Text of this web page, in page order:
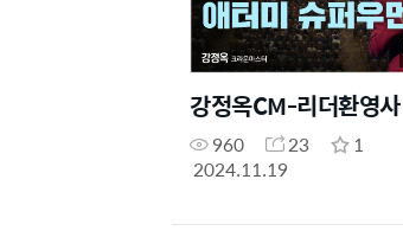
강정옥CM-리더환영사
960 23
1
2024.11.19